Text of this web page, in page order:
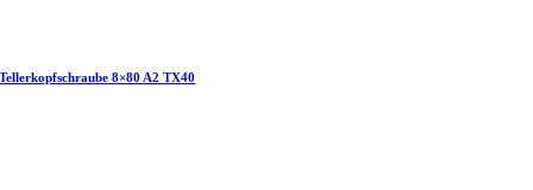
Tellerkopfschraube 8×80 A2 TX40